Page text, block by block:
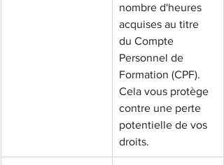
nombre d'heures
acquises au titre
du Compte
Personnel de
Formation (CPF).
Cela vous protège
contre une perte
potentielle de vos
droits.